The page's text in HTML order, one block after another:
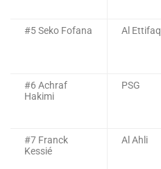
#5 Seko Fofana Al Ettifaq
#6 Achraf
Hakimi
PSG
#7 Franck
Kessié
Al Ahli